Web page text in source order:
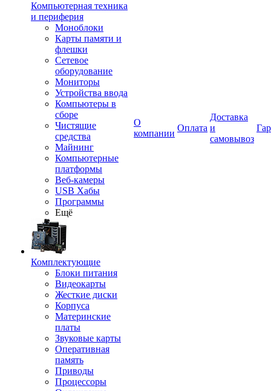
Компьютерная техника
и периферия
Моноблоки
Карты памяти и
флешки
Сетевое
оборудование
Мониторы
Устройства ввода
Компьютеры в
сборе
Чистящие
средства
Майнинг
Компьютерные
платформы
Веб-камеры
USB Хабы
Программы
Ещё
Комплектующие
Блоки питания
Видеокарты
Жесткие диски
Корпуса
Материнские
платы
Звуковые карты
Оперативная
память
Приводы
Процессоры
О
компании
Оплата
Доставка
и
самовывоз